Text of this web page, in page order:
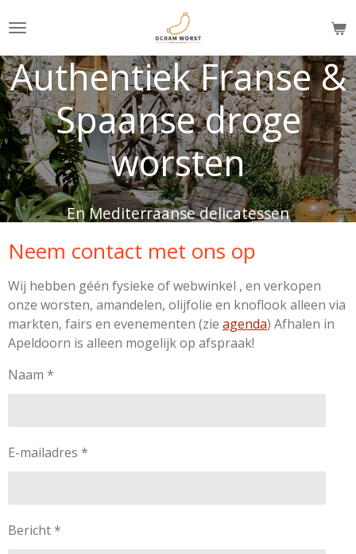
direct
naar
de
hoofdinhoud
Authentiek Franse &
Spaanse droge
worsten
En Mediterraanse delicatessen
Neem contact met ons op
Wij hebben géén fysieke of webwinkel , en verkopen
onze worsten, amandelen, olijfolie en knoflook alleen via
markten, fairs en evenementen (zie agenda) Afhalen in
Apeldoorn is alleen mogelijk op afspraak!
Naam *
E-mailadres *
Bericht *